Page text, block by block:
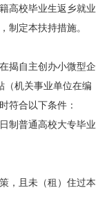
高校毕业生返乡就业
制定本扶持措施。
揭自主创办小微型企
（机关事业单位在编
符合以下条件：
制普通高校大专毕业
，且未（租）住过本